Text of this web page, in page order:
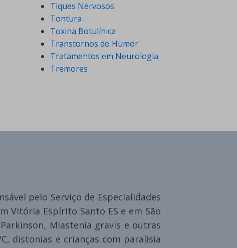
Tiques Nervosos
Tontura
Toxina Botulínica
Transtornos do Humor
Tratamentos em Neurologia
Tremores
pelo Serviço de Especialidades
Vitória Espírito Santo ES e em São
Miastenia gravis e outras
distonias e crianças com paralisia